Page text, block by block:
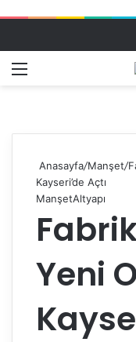
Anasayfa/Manşet/
Kayseri’de Açtı
ManşetAltyapı
Yeni